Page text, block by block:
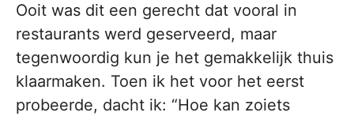
Ooit was dit een gerecht dat vooral in
restaurants werd geserveerd, maar
tegenwoordig kun je het gemakkelijk thuis
klaarmaken. Toen ik het voor het eerst
probeerde, dacht ik: “Hoe kan zoiets